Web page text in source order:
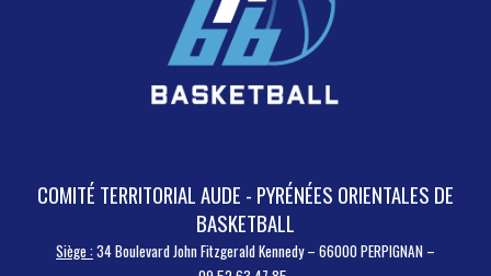
COMITÉ TERRITORIAL AUDE - PYRÉNÉES ORIENTALES DE
BASKETBALL
Siège :34 Boulevard John Fitzgerald Kennedy – 66000 PERPIGNAN –